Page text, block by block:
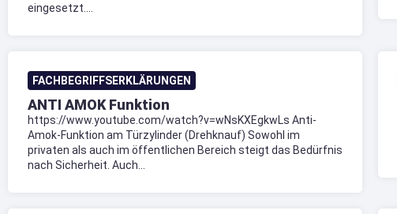
eingesetzt....
FACHBEGRIFFSERKLÄRUNGEN
ANTI AMOK Funktion
https://www.youtube.com/watch?v=wNsKXEgkwLs Anti-
Amok-Funktion am Türzylinder (Drehknauf) Sowohl im
privaten als auch im öffentlichen Bereich steigt das Bedürfnis
nach Sicherheit. Auch...